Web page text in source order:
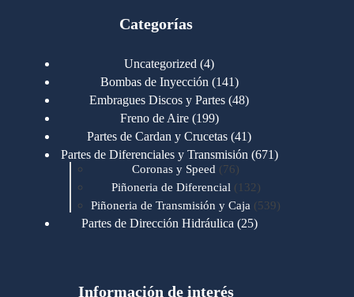
Categorías
Uncategorized 44
productos
Bombas de Inyección 141141
productos
Embragues Discos y Partes 4848
Freno de Aire 199199
productos
Partes de Cardan y Crucetas 4141
productos
Partes de Diferenciales y Transmisión 671671
Coronas y Speed 7676
productos
Piñoneria de Diferencial 132 132
productos
Piñoneria de Transmisión y Caja 539539
Partes de Dirección Hidráulica 2525
Motores Cummins 723
Información de interés